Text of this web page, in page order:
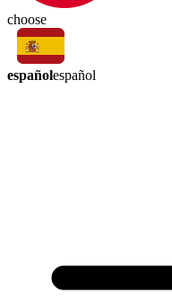
choose
españolespañol